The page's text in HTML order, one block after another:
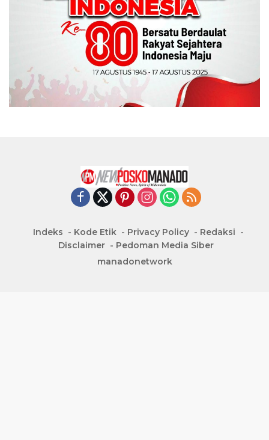
Indeks Kode Etik Privacy Policy
Redaksi
Disclaimer
Pedoman Media Siber
manadonetwork